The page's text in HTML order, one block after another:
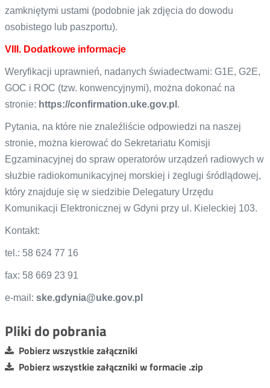
zamkniętymi ustami (podobnie jak zdjęcia do dowodu
osobistego lub paszportu).
VIII. Dodatkowe informacje
Weryfikacji uprawnień, nadanych świadectwami: G1E, G2E,
GOC i ROC (tzw. konwencyjnymi), można dokonać na
stronie: https://confirmation.uke.gov.pl .
Pytania, na które nie znaleźliście odpowiedzi na naszej
stronie, można kierować do Sekretariatu Komisji
Egzaminacyjnej do spraw operatorów urządzeń radiowych w
służbie radiokomunikacyjnej morskiej i żeglugi śródlądowej,
który znajduje się w siedzibie Delegatury Urzędu
Komunikacji Elektronicznej w Gdyni przy ul. Kieleckiej 103.
Kontakt:
tel.: 58 624 77 16
fax: 58 669 23 91
e-mail: ske.gdynia@uke.gov.pl
Pliki do pobrania
Pobierz wszystkie załączniki
Pobierz wszystkie załączniki w formacie .zip